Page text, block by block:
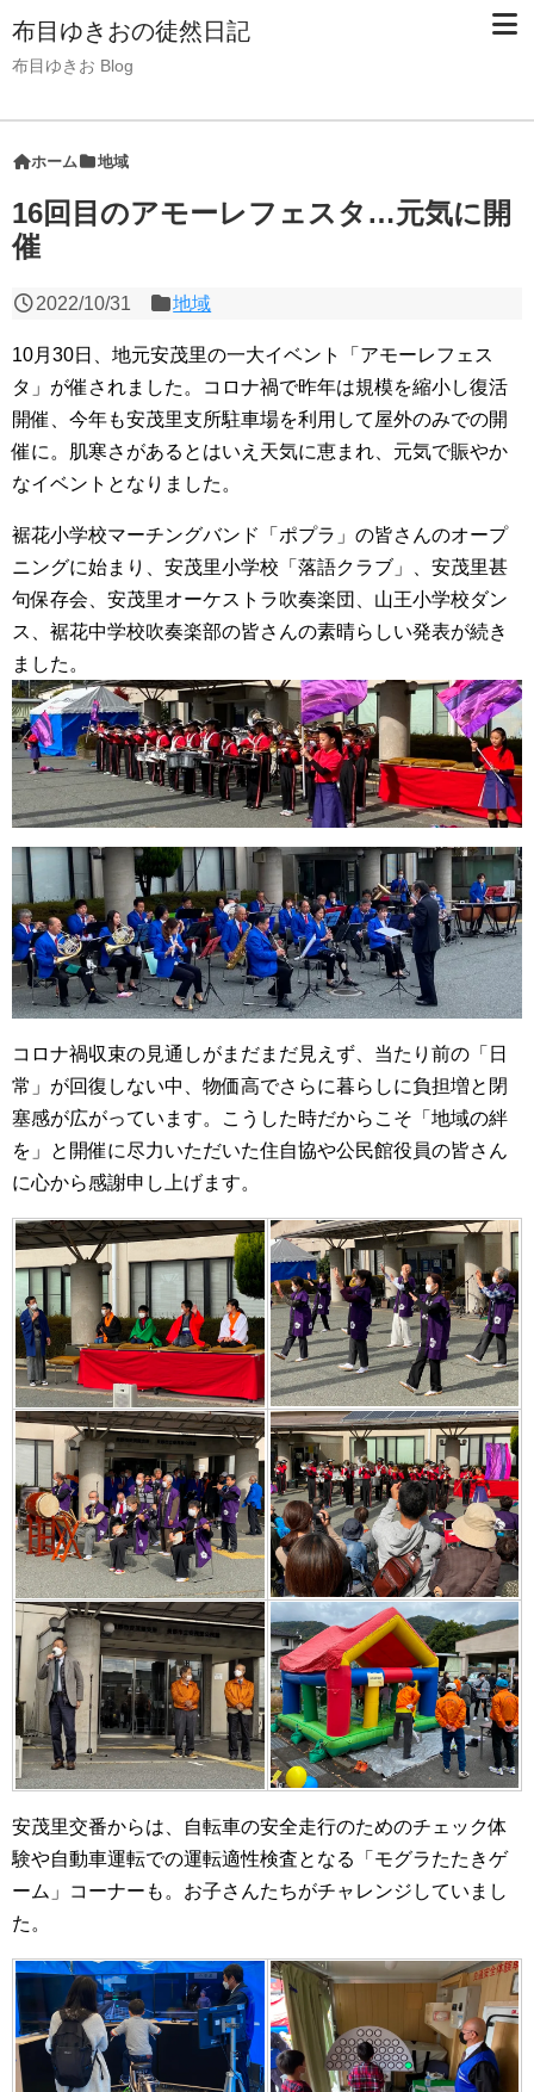
布目ゆきおの徒然日記
布目ゆきお Blog
ホーム 地域
16回目のアモーレフェスタ…元気に開
催
2022/10/31 地域
10月30日、地元安茂里の一大イベント「アモーレフェス
タ」が催されました。コロナ禍で昨年は規模を縮小し復活
開催、今年も安茂里支所駐車場を利用して屋外のみでの開
催に。肌寒さがあるとはいえ天気に恵まれ、元気で賑やか
なイベントとなりました。
裾花小学校マーチングバンド「ポプラ」の皆さんのオープ
ニングに始まり、安茂里小学校「落語クラブ」、安茂里甚
句保存会、安茂里オーケストラ吹奏楽団、山王小学校ダン
ス、裾花中学校吹奏楽部の皆さんの素晴らしい発表が続き
ました。
コロナ禍収束の見通しがまだまだ見えず、当たり前の「日
常」が回復しない中、物価高でさらに暮らしに負担増と閉
塞感が広がっています。こうした時だからこそ「地域の絆
を」と開催に尽力いただいた住自協や公民館役員の皆さん
に心から感謝申し上げます。
安茂里交番からは、自転車の安全走行のためのチェック体
験や自動車運転での運転適性検査となる「モグラたたきゲ
ーム」コーナーも。お子さんたちがチャレンジしていまし
た。